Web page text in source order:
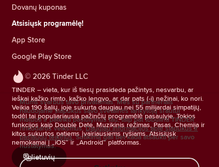
© 2026 Tinder LLC
TINDER – vieta, kur iš tiesų prasideda pažintys, nesvarbu, ar
ieškai kažko rimto, kažko lengvo, ar dar pats (-i) nežinai, ko nori.
Veikia 190 šalių, joje sukurta daugiau nei 55 milijardai simpatijų,
todėl tai populiariausia pažinčių programėlė pasaulyje. Tokios
funkcijos kaip Double Date, Muzikinis režimas, Pasas, Chemija ir
kitos sukurtos patiems įvairiausiems ryšiams. Atsisiųsk
nemokamai į „iOS“ ir „Android“ platformas.
lietuvių
Dovanų kuponas
Atsisiųsk programėlę!
App Store
Google Play Store
Mums svarbus tavo privatumas. Mes su partneriais
naudojame slapukus savo svetainės lankytojų srautui
matuoti ir pateikti pasiūlymus tau, taip pat tobulinti TINDER
rinkodaros veiksmus. Daugiau informacijos apie slapukus ir
paslaugų teikėjus. Sutikimą gali bet kada atšaukti per savo
nustatymus.